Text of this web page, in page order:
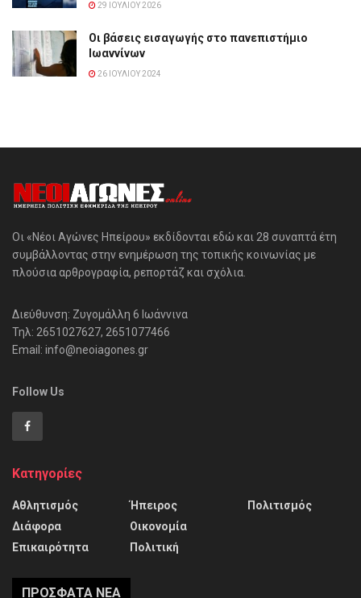
29 ΙΟΥΛΊΟΥ 2026
Οι βάσεις εισαγωγής στο πανεπιστήμιο
Ιωαννίνων
26 ΙΟΥΛΊΟΥ 2024
Οι «Νέοι Αγώνες Ηπείρου» εκδίδονται εδώ και 28 συναπτά έτη
συμβάλλοντας στην ενημέρωση της τοπικής κοινωνίας με
πλούσια αρθρογραφία, ρεπορτάζ και σχόλια.
Διεύθυνση: Ζυγομάλλη 6 Ιωάννινα
Τηλ: 2651027627, 2651077466
Email: info@neoiagones.gr
Follow Us
Κατηγορίες
Αθλητισμός
Διάφορα
Επικαιρότητα
Ήπειρος
Οικονομία
Πολιτική
Πολιτισμός
ΠΡΌΣΦΑΤΑ ΝΈΑ